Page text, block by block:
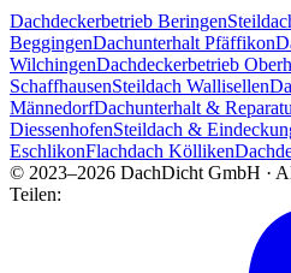
Dachdeckerbetrieb Beringen
BeggingenDachunterhalt Pfäffikon
WilchingenDachdeckerbetrieb
SchaffhausenSteildach Wallisellen
MännedorfDachunterhalt &
DiessenhofenSteildach &
EschlikonFlachdach Kölliken
© 2023–2026 DachDicht GmbH ·
Teilen: